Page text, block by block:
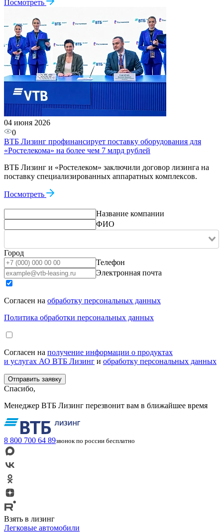
Посмотреть
04 июня 2026
0
ВТБ Лизинг профинансирует поставку оборудования для
«Ростелекома» на более чем 7 млрд рублей
ВТБ Лизинг и «Ростелеком» заключили договор лизинга на
поставку специализированных аппаратных комплексов.
Посмотреть
Название компании
ФИО
Город
Телефон
Электронная почта
Согласен на обработку персональных данных
Политика обработки персональных данных
Согласен на получение информации о продуктах
и услугах АО ВТБ Лизинг и обработку персональных данных
Спасибо,
Менеджер ВТБ Лизинг перезвонит вам в ближайшее время
8 800 700 64 89звонок по россии бесплатно
Взять в лизинг
Легковые автомобили